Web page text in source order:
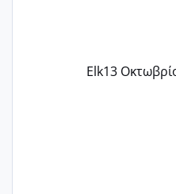
Elk13